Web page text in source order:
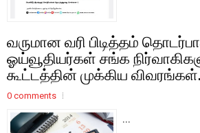
வருமான வரி பிடித்தம்
ஓய்வூதியர்கள் சங்க
கூட்டத்தின் முக்கிய
0 comments
...